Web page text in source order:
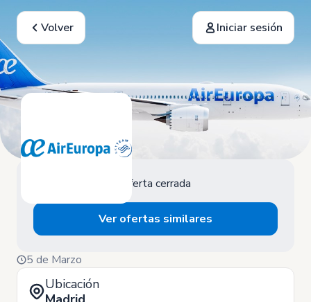
Volver Iniciar sesión
Oferta cerrada
Ver ofertas similares
5 de Marzo
Ubicación